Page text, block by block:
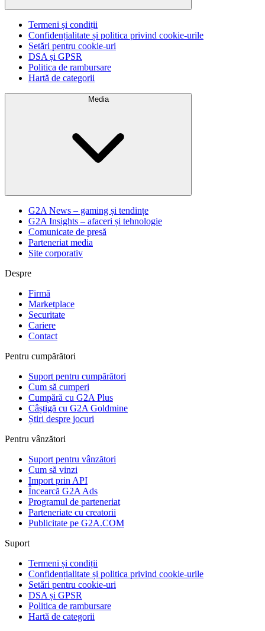
Termeni și condiții
Confidențialitate și politica privind cookie-urile
Setări pentru cookie-uri
DSA și GPSR
Politica de rambursare
Hartă de categorii
Media
G2A News – gaming și tendințe
G2A Insights – afaceri și tehnologie
Comunicate de presă
Parteneriat media
Site corporativ
Despre
Firmă
Marketplace
Securitate
Cariere
Contact
Pentru cumpărători
Suport pentru cumpărători
Cum să cumperi
Cumpără cu G2A Plus
Câștigă cu G2A Goldmine
Știri despre jocuri
Pentru vânzători
Suport pentru vânzători
Cum să vinzi
Import prin API
Încearcă G2A Ads
Programul de parteneriat
Parteneriate cu creatorii
Publicitate pe G2A.COM
Suport
Termeni și condiții
Confidențialitate și politica privind cookie-urile
Setări pentru cookie-uri
DSA și GPSR
Politica de rambursare
Hartă de categorii